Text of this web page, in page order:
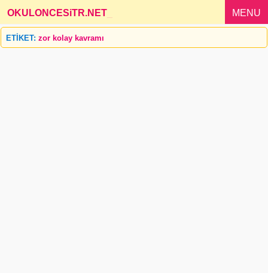
OKULONCESiTR.NET MENU
ETİKET: zor kolay kavramı